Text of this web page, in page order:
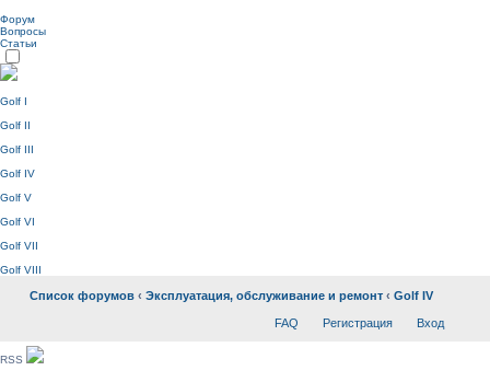
Форум
Вопросы
Статьи
Golf I
Golf II
Golf III
Golf IV
Golf V
Golf VI
Golf VII
Golf VIII
Список форумов ‹ Эксплуатация, обслуживание и ремонт ‹ Golf IV
FAQ Регистрация Вход
RSS